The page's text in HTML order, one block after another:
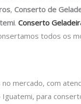
,Conserto de
.Conserto
todos os
mercado, com
para